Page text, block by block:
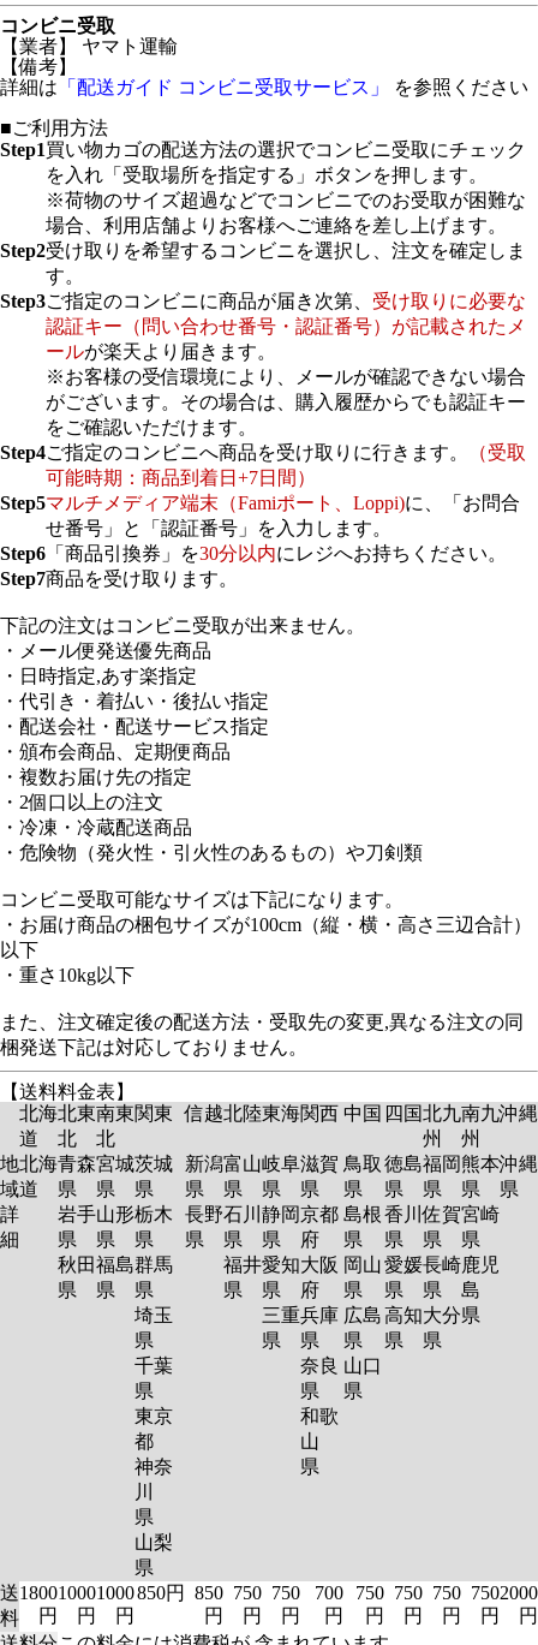
コンビニ受取
【業者】 ヤマト運輸
【備考】
詳細は 「配送ガイド コンビニ受取サービス」
を参照ください
■ご利用方法
Step1買い物カゴの配送方法の選択でコンビニ受取にチェック
を入れ「受取場所を指定する」ボタンを押します。
※荷物のサイズ超過などでコンビニでのお受取が困難な
場合、利用店舗よりお客様へご連絡を差し上げます。
Step2受け取りを希望するコンビニを選択し、注文を確定しま
す。
Step3ご指定のコンビニに商品が届き次第、 受け取りに必要な
認証キー（問い合わせ番号・認証番号）が記載されたメ
ールが楽天より届きます。
※お客様の受信環境により、メールが確認できない場合
がございます。その場合は、購入履歴からでも認証キー
をご確認いただけます。
Step4ご指定のコンビニへ商品を受け取りに行きます。
（受取
可能時期：商品到着日+7日間）
Step5マルチメディア端末（Famiポート、Loppi)に、「お問合
せ番号」と「認証番号」を入力します。
Step6 「商品引換券」を30分以内にレジへお持ちください。
Step7商品を受け取ります。
下記の注文はコンビニ受取が出来ません。
・メール便発送優先商品
・日時指定,あす楽指定
・代引き・着払い・後払い指定
・配送会社・配送サービス指定
・頒布会商品、定期便商品
・複数お届け先の指定
・2個口以上の注文
・冷凍・冷蔵配送商品
・危険物（発火性・引火性のあるもの）や刀剣類
コンビニ受取可能なサイズは下記になります。
・お届け商品の梱包サイズが100cm（縦・横・高さ三辺合計）
以下
・重さ10kg以下
また、注文確定後の配送方法・受取先の変更,異なる注文の同
梱発送下記は対応しておりません。
【送料料金表】
北海
道
北東
北
南東
北
関東 信越北陸東海関西 中国 四国北九
州
南九
州
沖縄
地
域
詳
細
北海
道
青森
県
岩手
県
秋田
県
宮城
県
山形
県
福島
県
茨城
県
栃木
県
群馬
県
埼玉
県
千葉
県
東京
都
神奈
川
県
山梨
県
新潟
県
長野
県
富山
県
石川
県
福井
県
岐阜
県
静岡
県
愛知
県
三重
県
滋賀
県
京都
府
大阪
府
兵庫
県
奈良
県
和歌
山
県
鳥取
県
島根
県
岡山
県
広島
県
山口
県
徳島
県
香川
県
愛媛
県
高知
県
福岡
県
佐賀
県
長崎
県
大分
県
熊本
県
宮崎
県
鹿児
島
県
沖縄
県
送
料
1800
円
1000
円
1000
円
850円
850
円
750
円
750
円
700
円
750
円
750
円
750
円
750
円
2000
円